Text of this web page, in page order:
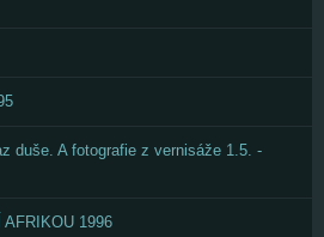
duše. A fotografie z vernisáže 1.5. -
1996